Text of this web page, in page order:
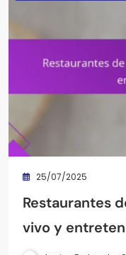
25/07/2025
Restaurantes
vivo y